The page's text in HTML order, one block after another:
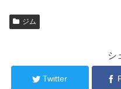
ジム
シ
Twitter